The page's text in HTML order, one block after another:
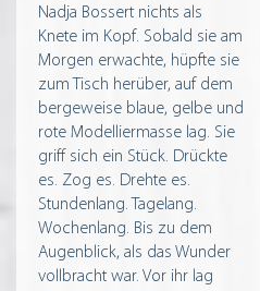
Nadja Bossert nichts als
Knete im Kopf. Sobald sie am
Morgen erwachte, hüpfte sie
zum Tisch herüber, auf dem
bergeweise blaue, gelbe und
rote Modelliermasse lag. Sie
griff sich ein Stück. Drückte
es. Zog es. Drehte es.
Stundenlang. Tagelang.
Wochenlang. Bis zu dem
Augenblick, als das Wunder
vollbracht war. Vor ihr lag